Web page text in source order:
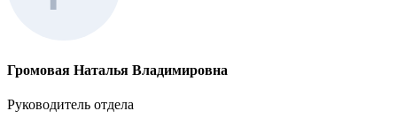
Громовая Наталья Владимировна
Руководитель отдела